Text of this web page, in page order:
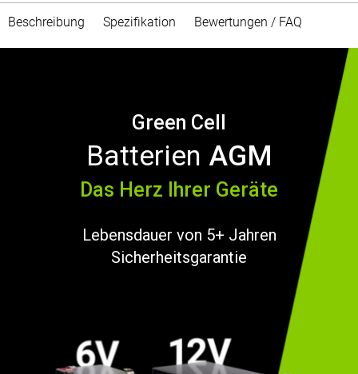
Beschreibung Spezifikation Bewertungen / FAQ
Green Cell
Batterien AGM
Das Herz Ihrer Geräte
Lebensdauer von 5+ Jahren
Sicherheitsgarantie